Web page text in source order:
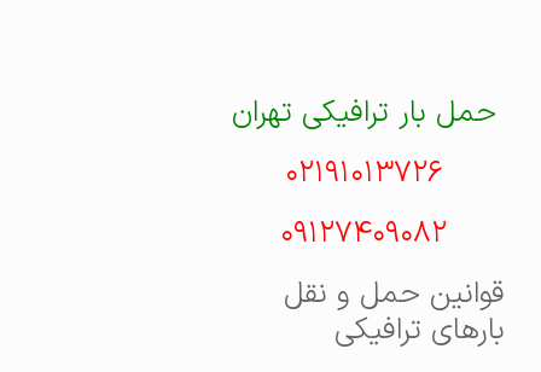
حمل بار ترافیکی تهران
۰۲۱۹۱۰۱۳۷۲۶
۰۹۱۲۷۴۰۹۰۸۲
قوانین حمل و نقل
بارهای ترافیکی